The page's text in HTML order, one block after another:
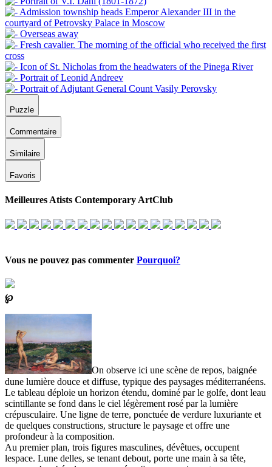
Puzzle
Commentaire
Similaire
Favoris
Meilleures Atists Contemporary ArtClub
Vous ne pouvez pas commenter Pourquoi?
℘
On observe ici une scène de repos, baignée
dune lumière douce et diffuse, typique des paysages méditerranéens.
Le tableau déploie un horizon étendu, dominé par le golfe, dont leau
scintillante se fond dans le ciel légèrement rosé par la lumière
crépusculaire. Une ligne de terre, ponctuée de verdure luxuriante et
de quelques constructions, structure le paysage et offre une
profondeur à la composition.
Au premier plan, trois figures masculines, dévêtues, occupent
lespace. Lune delles, se tenant debout, porte une main à sa tête,